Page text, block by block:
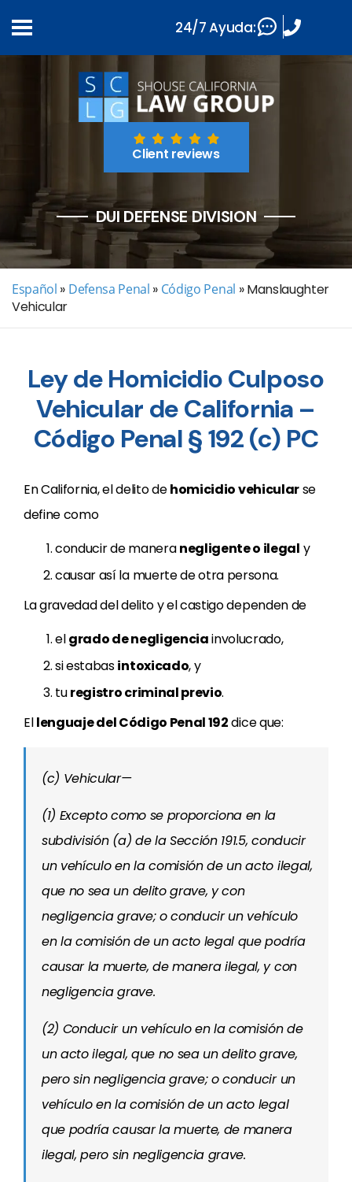
Client reviews
DUI DEFENSE DIVISION
Español » Defensa Penal » Código Penal »Manslaughter
Vehicular
Ley de Homicidio Culposo
Vehicular de California –
Código Penal § 192 (c) PC
En California, el delito dehomicidio vehicularse
define como
conducir de maneranegligente o ilegal y
causar así la muerte de otra persona.
La gravedad del delito y el castigo dependen de
elgrado de negligenciainvolucrado,
si estabasintoxicado, y
turegistro criminal previo.
Ellenguaje del Código Penal 192dice que:
(c) Vehicular—
(1) Excepto como se proporciona en la
subdivisión (a) de la Sección 191.5, conducir
un vehículo en la comisión de un acto ilegal,
que no sea un delito grave, y con
negligencia grave; o conducir un vehículo
en la comisión de un acto legal que podría
causar la muerte, de manera ilegal, y con
negligencia grave.
(2) Conducir un vehículo en la comisión de
un acto ilegal, que no sea un delito grave,
pero sin negligencia grave; o conducir un
vehículo en la comisión de un acto legal
que podría causar la muerte, de manera
ilegal, pero sin negligencia grave.
24/7 Ayuda: